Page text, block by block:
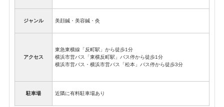
ジャンル 美顔鍼・美容鍼・灸
アクセス
東急東横線「反町駅」から徒歩1分
横浜市営バス「東横反町駅」バス停から徒歩1分
横浜市営バス・横浜市営バス「松本」バス停から徒歩3分
駐車場 近隣に有料駐車場あり